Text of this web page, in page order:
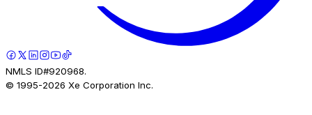
NMLS ID#920968.
© 1995-2026 Xe Corporation Inc.